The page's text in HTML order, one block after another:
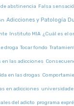
abstinencia Falsa
Adicciones y Patología
Instituto MIA ¿Cuál es el
droga Tocar fondo
en las adicciones
en las drogas
en adicciones
del adicto programa